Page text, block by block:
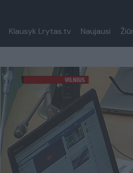
Klausyk Lrytas.tv Naujausi
Paremkite Ukrainą